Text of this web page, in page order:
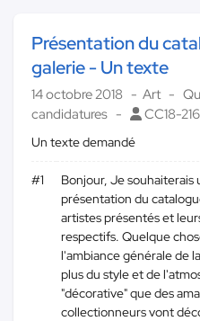
Présentation du
galerie - Un texte
14 octobre 2018 Art
candidatures
CC18-
Un texte demandé
#1
Bonjour, Je souhaiterais
présentation du
artistes présentés et
respectifs. Quelque
l'ambiance générale de
plus du style et de
"décorative" que des
collectionneurs vont